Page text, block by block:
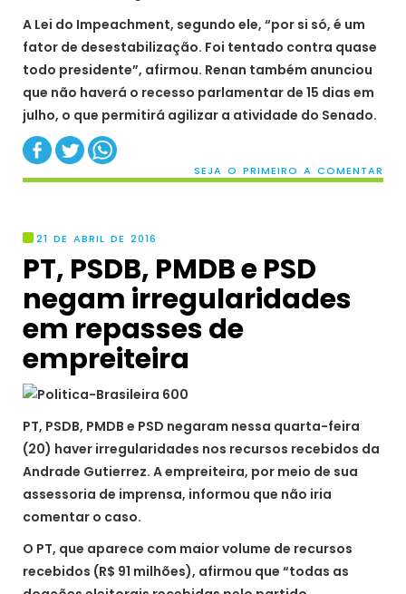
A Lei do Impeachment, segundo ele, “por si só, é um
fator de desestabilização. Foi tentado contra quase
todo presidente”, afirmou. Renan também anunciou
que não haverá o recesso parlamentar de 15 dias em
julho, o que permitirá agilizar a atividade do Senado.
SEJA O PRIMEIRO A COMENTAR
21 DE ABRIL DE 2016
PT, PSDB, PMDB e PSD
negam irregularidades
em repasses de
empreiteira
PT, PSDB, PMDB e PSD negaram nessa quarta-feira
(20) haver irregularidades nos recursos recebidos da
Andrade Gutierrez. A empreiteira, por meio de sua
assessoria de imprensa, informou que não iria
comentar o caso.
O PT, que aparece com maior volume de recursos
recebidos (R$ 91 milhões), afirmou que “todas as